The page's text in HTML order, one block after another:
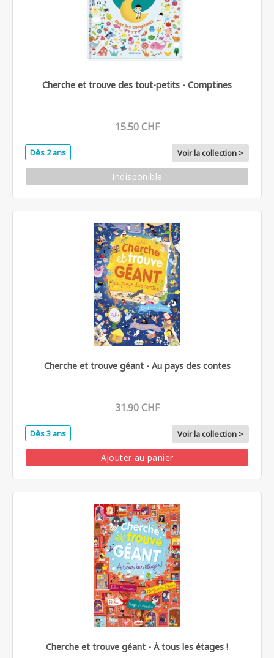
Cherche et trouve des tout-petits - Comptines
15.50 CHF
Dès 2 ans Voir la collection >
Indisponible
Cherche et trouve géant - Au pays des contes
31.90 CHF
Dès 3 ans Voir la collection >
Ajouter au panier
Cherche et trouve géant - À tous les étages !